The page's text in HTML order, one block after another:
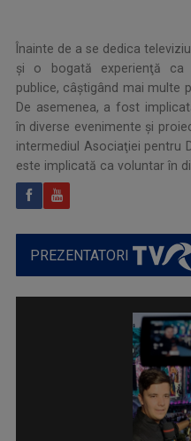
Înainte de a se dedica
şi o bogată experienţă ca
publice, câştigând mai multe
De asemenea, a fost
în diverse evenimente şi
intermediul Asociaţiei pentru
este implicată ca voluntar în
PREZENTATORI